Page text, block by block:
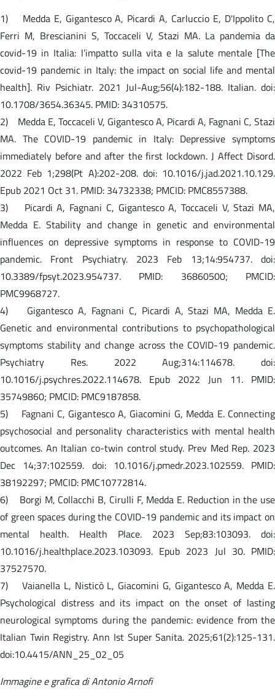
1) Medda E, Gigantesco A, Picardi A, Carluccio E, D'Ippolito C,
Ferri M, Brescianini S, Toccaceli V, Stazi MA. La pandemia da
covid-19 in Italia: l’impatto sulla vita e la salute mentale [The
covid-19 pandemic in Italy: the impact on social life and mental
health]. Riv Psichiatr. 2021 Jul-Aug;56(4):182-188. Italian. doi:
10.1708/3654.36345. PMID: 34310575.
2) Medda E, Toccaceli V, Gigantesco A, Picardi A, Fagnani C, Stazi
MA. The COVID-19 pandemic in Italy: Depressive symptoms
immediately before and after the first lockdown. J Affect Disord.
2022 Feb 1;298(Pt A):202-208. doi: 10.1016/j.jad.2021.10.129.
Epub 2021 Oct 31. PMID: 34732338; PMCID: PMC8557388.
3) Picardi A, Fagnani C, Gigantesco A, Toccaceli V, Stazi MA,
Medda E. Stability and change in genetic and environmental
influences on depressive symptoms in response to COVID-19
pandemic. Front Psychiatry. 2023 Feb 13;14:954737. doi:
10.3389/fpsyt.2023.954737. PMID: 36860500; PMCID:
PMC9968727.
4) Gigantesco A, Fagnani C, Picardi A, Stazi MA, Medda E.
Genetic and environmental contributions to psychopathological
symptoms stability and change across the COVID-19 pandemic.
Psychiatry Res. 2022 Aug;314:114678. doi:
10.1016/j.psychres.2022.114678. Epub 2022 Jun 11. PMID:
35749860; PMCID: PMC9187858.
5) Fagnani C, Gigantesco A, Giacomini G, Medda E. Connecting
psychosocial and personality characteristics with mental health
outcomes. An Italian co-twin control study. Prev Med Rep. 2023
Dec 14;37:102559. doi: 10.1016/j.pmedr.2023.102559. PMID:
38192297; PMCID: PMC10772814.
6) Borgi M, Collacchi B, Cirulli F, Medda E. Reduction in the use
of green spaces during the COVID-19 pandemic and its impact on
mental health. Health Place. 2023 Sep;83:103093. doi:
10.1016/j.healthplace.2023.103093. Epub 2023 Jul 30. PMID:
37527570.
7) Vaianella L, Nisticò L, Giacomini G, Gigantesco A, Medda E.
Psychological distress and its impact on the onset of lasting
neurological symptoms during the pandemic: evidence from the
Italian Twin Registry. Ann Ist Super Sanita. 2025;61(2):125-131.
doi:10.4415/ANN_25_02_05
Immagine e grafica di Antonio Arnofi